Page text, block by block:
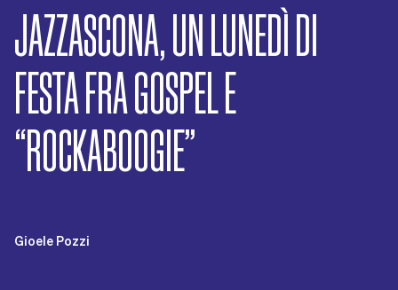
JAZZASCONA, UN LUNEDÌ DI
FESTA FRA GOSPEL E
“ROCKABOOGIE”
Gioele Pozzi